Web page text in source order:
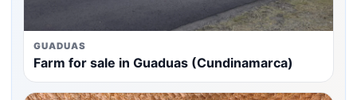
GUADUAS
Farm for sale in Guaduas (Cundinamarca)